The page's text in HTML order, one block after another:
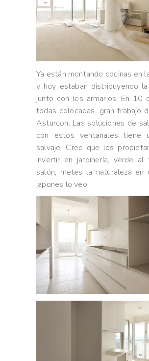
Ya están montando cocinas en
y hoy estaban distribuyendo
junto con los armarios. En 10
todas colocadas, gran trabajo
Asturcon. Las soluciones de
con estos ventanales tiene
salvaje. Creo que los
invertir en jardinería, verde al
salón, metes la naturaleza en
japones lo veo.